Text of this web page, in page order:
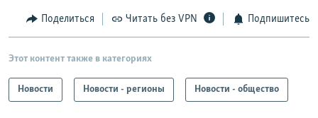
Поделиться Читать без VPN Подпишитесь
Этот контент также в категориях
Новости Новости - регионы Новости - общество